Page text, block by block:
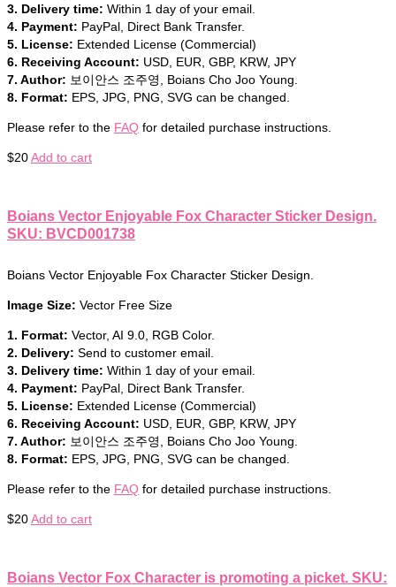
3. Delivery time: Within 1 day of your email.
4. Payment: PayPal, Direct Bank Transfer.
5. License: Extended License (Commercial)
6. Receiving Account: USD, EUR, GBP, KRW, JPY
7. Author: 보이안스 조주영, Boians Cho Joo Young.
8. Format: EPS, JPG, PNG, SVG can be changed.
Please refer to the FAQ for detailed purchase instructions.
$20Add to cart
Boians Vector Enjoyable Fox Character Sticker Design.
SKU: BVCD001738
Boians Vector Enjoyable Fox Character Sticker Design.
Image Size: Vector Free Size
1. Format: Vector, AI 9.0, RGB Color.
2. Delivery: Send to customer email.
3. Delivery time: Within 1 day of your email.
4. Payment: PayPal, Direct Bank Transfer.
5. License: Extended License (Commercial)
6. Receiving Account: USD, EUR, GBP, KRW, JPY
7. Author: 보이안스 조주영, Boians Cho Joo Young.
8. Format: EPS, JPG, PNG, SVG can be changed.
Please refer to the FAQ for detailed purchase instructions.
$20Add to cart
Boians Vector Fox Character is promoting a picket. SKU: